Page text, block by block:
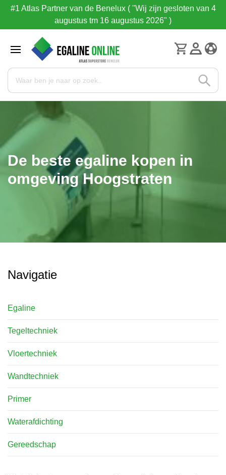
#1 Atlas Partner van de Benelux ( "Wij zijn gesloten van 4
augustus tm 16 augustus 2026" )
De beste egaline kopen in
omgeving Hoogstraten
Navigatie
Egaline
Tegeltechniek
Vloertechniek
Wandtechniek
Primer
Waterafdichting
Gereedschap